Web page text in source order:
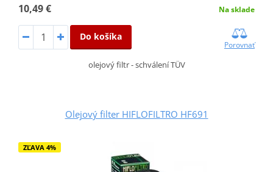
10,49 € Na sklade
Do košíka
Porovnať
olejový filtr - schválení TÜV
Olejový filter HIFLOFILTRO HF691
ZĽAVA 4%